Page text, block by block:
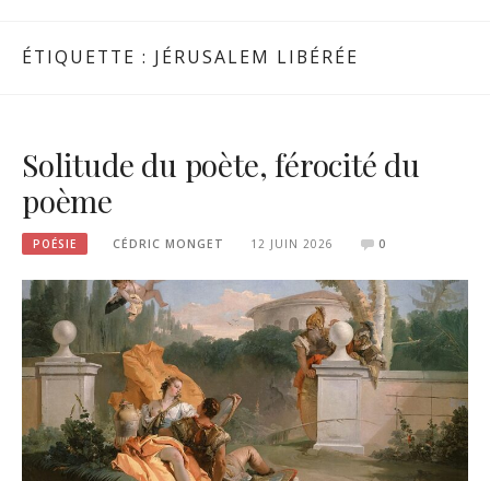
ÉTIQUETTE : JÉRUSALEM LIBÉRÉE
Solitude du poète, férocité du
poème
POÉSIE CÉDRIC MONGET 12 JUIN 2026 0